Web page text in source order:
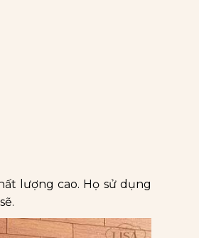
lượng cao. Họ sử dụng